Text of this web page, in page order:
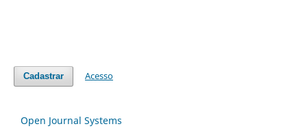
Cadastrar Acesso
Open Journal Systems